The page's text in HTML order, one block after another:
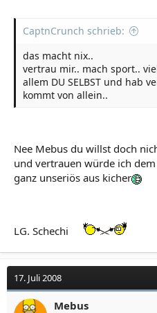
CaptnCrunch schrieb:
das macht nix..
vertrau mir.. mach sport..
allem DU SELBST und hab
kommt von allein..
Nee Mebus du willst doch
und vertrauen würde ich
ganz unseriös aus kicher
LG. Schechi
17. Juli 2008
Mebus